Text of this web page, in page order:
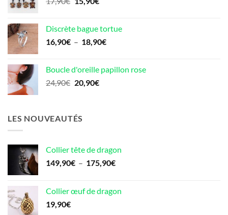
21,90€.19,90€.
était :
17,90€.
est :
15,90€.
Discrète bague tortue
16,90€ – 18,90€Plage
16,90€
Boucle d'oreille papillon rose
24,90€ Le
était :
24,90€.
20,90€Le
LES NOUVEAUTÉS
Collier tête de dragon
149,90€ – 175,90€Plage
149,90€
Collier œuf de dragon
19,90€